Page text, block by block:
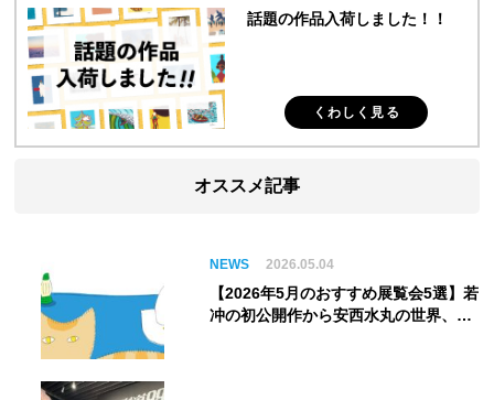
話題の作品入荷しました！！
くわしく見る
オススメ記事
NEWS 2026.05.04
【2026年5月のおすすめ展覧会5選】若
冲の初公開作から安西水丸の世界、そ